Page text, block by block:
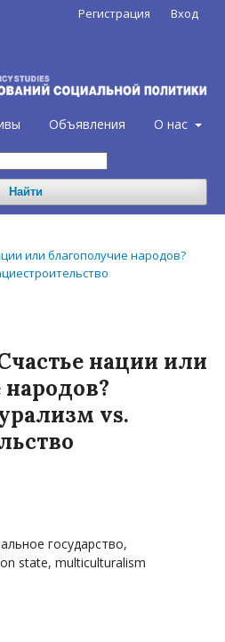
Объявления О нас
Найти
Регистрация Вход
или благополучие народов?
нации или
vs.
государство,
state, multiculturalism